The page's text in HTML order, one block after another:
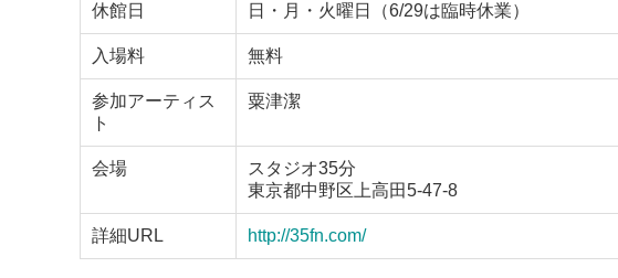
休館日 日・月・火曜日（6/29は臨時休業）
入場料 無料
参加アーティス
ト
粟津潔
会場
スタジオ35分
東京都中野区上高田5-47-8
詳細URL http://35fn.com/